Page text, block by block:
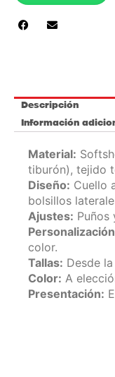
Descripción
Información
Material:
tiburón), tejido
Diseño: Cuello
bolsillos
Ajustes: Puños
color.
Tallas: Desde
Color: A
Presentación: